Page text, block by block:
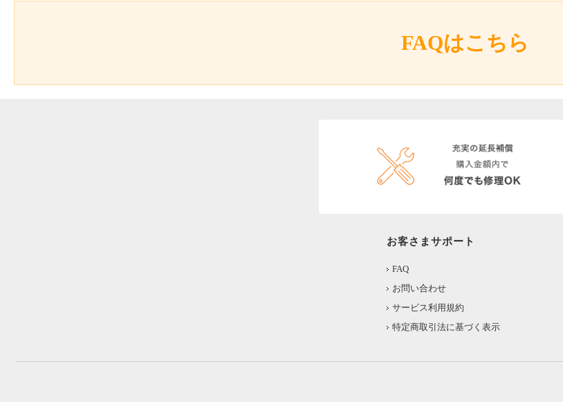
FAQはこちら
お客さまサポート
FAQ
お問い合わせ
サービス利用規約
特定商取引法に基づく表示